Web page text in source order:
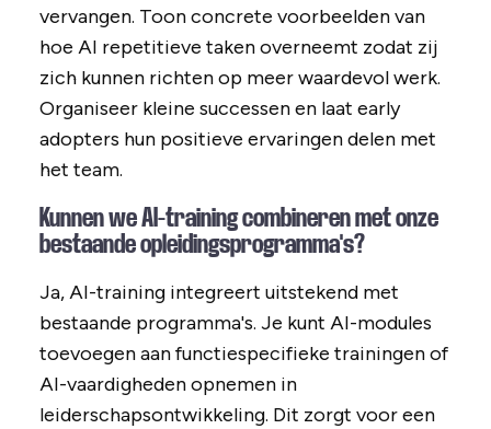
vervangen. Toon concrete voorbeelden van
hoe AI repetitieve taken overneemt zodat zij
zich kunnen richten op meer waardevol werk.
Organiseer kleine successen en laat early
adopters hun positieve ervaringen delen met
het team.
Kunnen we AI-training combineren met onze
bestaande opleidingsprogramma's?
Ja, AI-training integreert uitstekend met
bestaande programma's. Je kunt AI-modules
toevoegen aan functiespecifieke trainingen of
AI-vaardigheden opnemen in
leiderschapsontwikkeling. Dit zorgt voor een